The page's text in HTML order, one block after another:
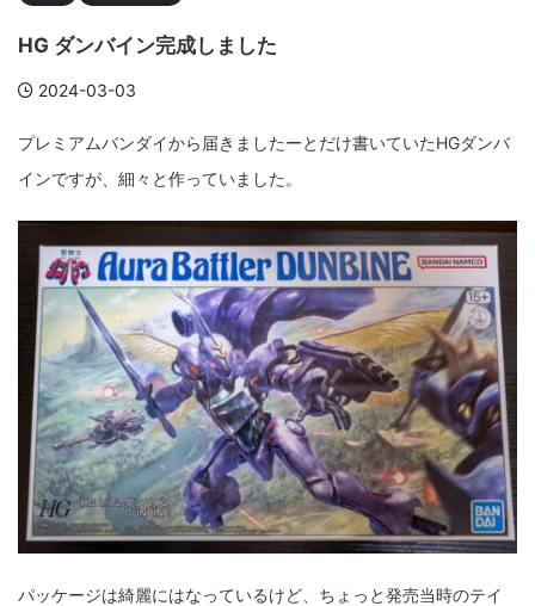
アーカイブ
タグクラウド
Canon craft EM5II EOS Kiss X4 EOS R10
fujifilm game GR III hobby info iPad
iPhone K-1 Leica LENS LUMIX G100
LUMIX GF9 LUMIX L10 LUMIX S1 LUMIX S9
M(Typ240) minolta MX nikki Nikon
OLYMPUS om-1 II OM-3 om-5 II omsystem
osmo osmo action3 panasonic pc
PENTAX PS5
HG ダンバイン完成しました
2024-03-03
プレミアムバンダイから届きましたーとだけ書いていたHGダンバ
インですが、細々と作っていました。
パッケージは綺麗にはなっているけど、ちょっと発売当時のテイ